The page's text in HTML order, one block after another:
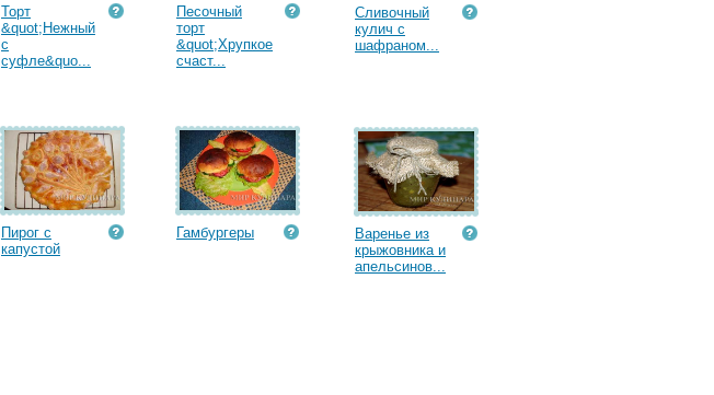
Торт
&quot;Нежный
с
суфле&quo...
Песочный
торт
&quot;Хрупкое
счаст...
Сливочный
кулич с
шафраном...
Пирог с
капустой
Гамбургеры
Варенье из
крыжовника и
апельсинов...